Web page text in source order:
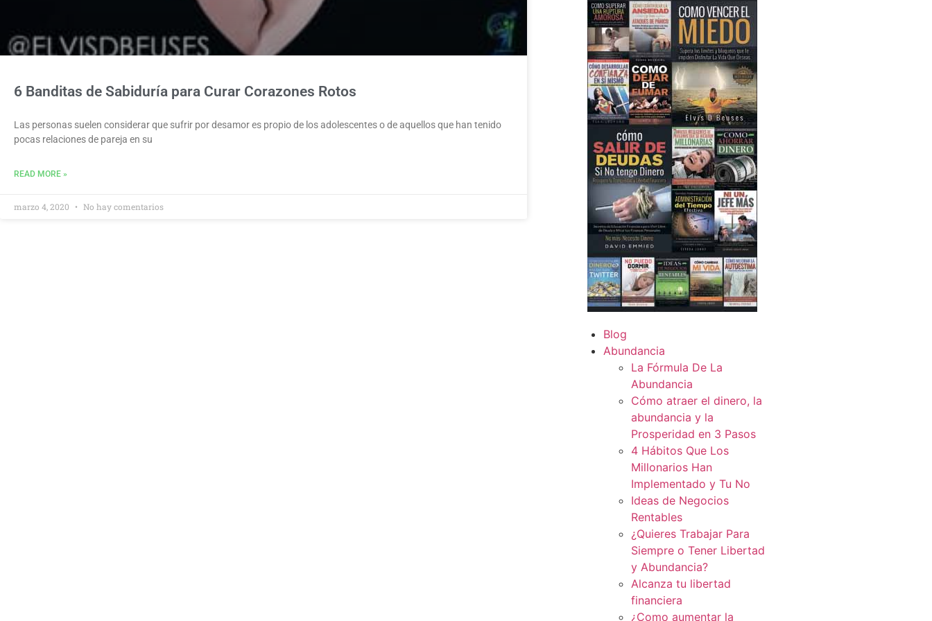
6 Banditas de Sabiduría para Curar Corazones Rotos
Las personas suelen considerar que sufrir por desamor es propio de los adolescentes o de aquellos que han tenido
pocas relaciones de pareja en su
READ MORE »
marzo 4, 2020 No hay comentarios
Blog
Abundancia
La Fórmula De La
Abundancia
Cómo atraer el dinero, la
abundancia y la
Prosperidad en 3 Pasos
4 Hábitos Que Los
Millonarios Han
Implementado y Tu No
Ideas de Negocios
Rentables
¿Quieres Trabajar Para
Siempre o Tener Libertad
y Abundancia?
Alcanza tu libertad
financiera
¿Como aumentar la